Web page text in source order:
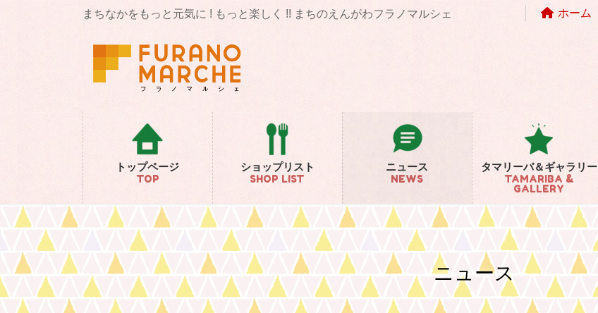
まちなかをもっと元気に ! もっと楽しく !! まちのえんがわフラノマルシェ ホーム
トップページ
TOP
ショップリスト
SHOP LIST
ニュース
NEWS
タマリーバ＆ギャラリー
TAMARIBA &
GALLERY
ニュース